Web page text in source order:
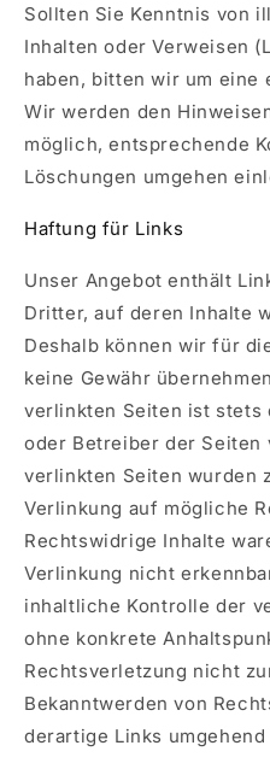
Sollten Sie Kenntnis von
Inhalten oder Verweisen
haben, bitten wir um
Wir werden den
möglich, entsprechende
Löschungen umgehen
Haftung für Links
Unser Angebot enthält
Dritter, auf deren Inhalte
Deshalb können wir für
keine Gewähr
verlinkten Seiten ist stets
oder Betreiber der Seiten
verlinkten Seiten wurden
Verlinkung auf mögliche
Rechtswidrige Inhalte
Verlinkung nicht
inhaltliche Kontrolle der
ohne konkrete
Rechtsverletzung nicht
Bekanntwerden von
derartige Links